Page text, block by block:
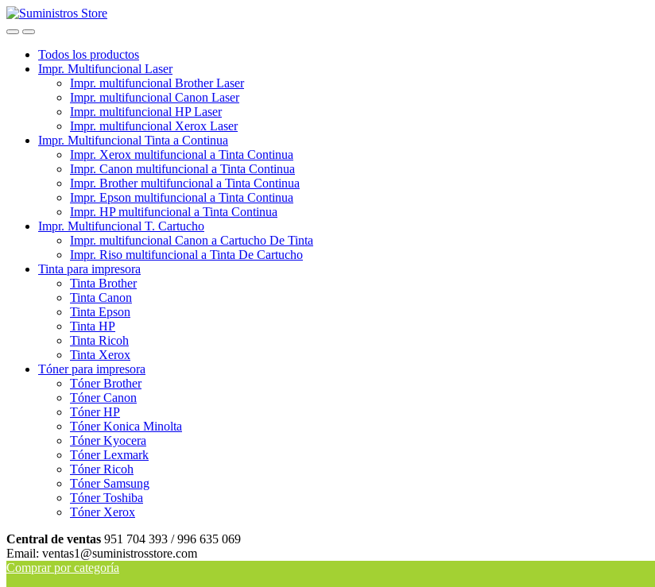
Skip
to
Skip
to
Todos los productos
Impr. Multifuncional Laser
Impr. multifuncional Brother Laser
Impr. multifuncional Canon Laser
Impr. multifuncional HP Laser
Impr. multifuncional Xerox Laser
Impr. Multifuncional Tinta a Continua
Impr. Xerox multifuncional a Tinta Continua
Impr. Canon multifuncional a Tinta Continua
Impr. Brother multifuncional a Tinta Continua
Impr. Epson multifuncional a Tinta Continua
Impr. HP multifuncional a Tinta Continua
Impr. Multifuncional T. Cartucho
Impr. multifuncional Canon a Cartucho De Tinta
Impr. Riso multifuncional a Tinta De Cartucho
Tinta para impresora
Tinta Brother
Tinta Canon
Tinta Epson
Tinta HP
Tinta Ricoh
Tinta Xerox
Tóner para impresora
Tóner Brother
Tóner Canon
Tóner HP
Tóner Konica Minolta
Tóner Kyocera
Tóner Lexmark
Tóner Ricoh
Tóner Samsung
Tóner Toshiba
Tóner Xerox
Central de ventas 951 704 393 / 996 635 069
Email: ventas1@suministrosstore.com
Comprar por categoría